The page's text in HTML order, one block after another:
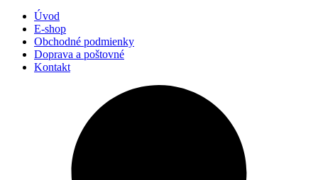
Úvod
E-shop
Obchodné podmienky
Doprava a poštovné
Kontakt